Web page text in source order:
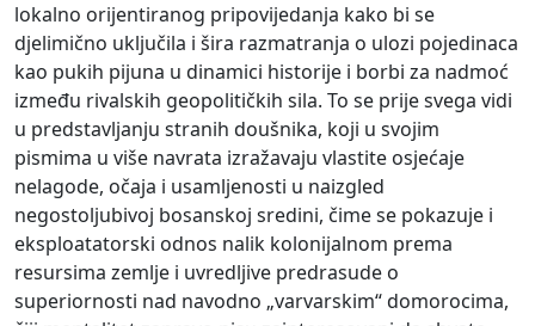
lokalno orijentiranog pripovijedanja kako bi se
djelimično uključila i šira razmatranja o ulozi pojedinaca
kao pukih pijuna u dinamici historije i borbi za nadmoć
između rivalskih geopolitičkih sila. To se prije svega vidi
u predstavljanju stranih doušnika, koji u svojim
pismima u više navrata izražavaju vlastite osjećaje
nelagode, očaja i usamljenosti u naizgled
negostoljubivoj bosanskoj sredini, čime se pokazuje i
eksploatatorski odnos nalik kolonijalnom prema
resursima zemlje i uvredljive predrasude o
superiornosti nad navodno „varvarskim“ domorocima,